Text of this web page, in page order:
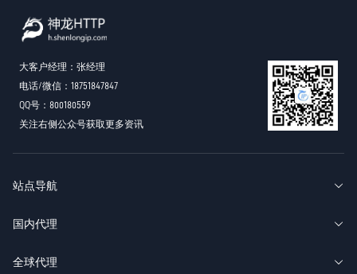
大客户经理：张经理
电话/微信：18751847847
QQ号：800180559
关注右侧公众号获取更多资讯
站点导航
国内代理
全球代理